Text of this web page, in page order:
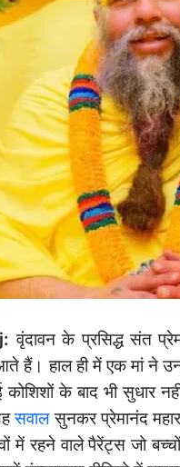
वृंदावन के प्रसिद्ध संत
हैं। हाल ही में एक मां ने
के बाद भी सुधार नहीं
सवालसुनकर प्रेमानंद
में रहने वाले पैरेंट्स जो